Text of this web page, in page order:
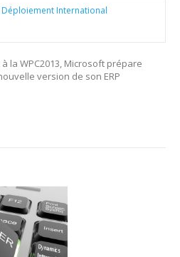
Déploiement International
la WPC2013, Microsoft prépare
version de son ERP